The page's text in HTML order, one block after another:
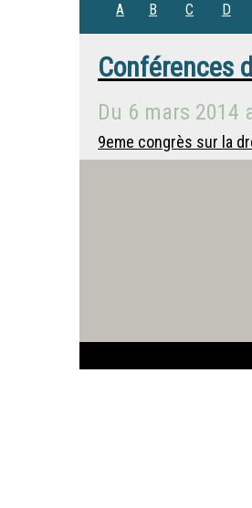
A B C D
Conférences
Du 6 mars 2014
9eme congrès sur la